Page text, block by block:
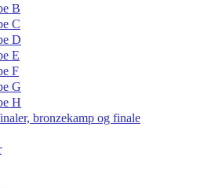
B
C
D
E
F
G
H
bronzekamp og finale